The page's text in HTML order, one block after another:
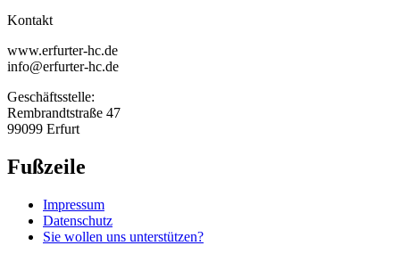
Kontakt
www.erfurter-hc.de
info@erfurter-hc.de
Geschäftsstelle:
Rembrandtstraße 47
99099 Erfurt
Fußzeile
Impressum
Datenschutz
Sie wollen uns unterstützen?